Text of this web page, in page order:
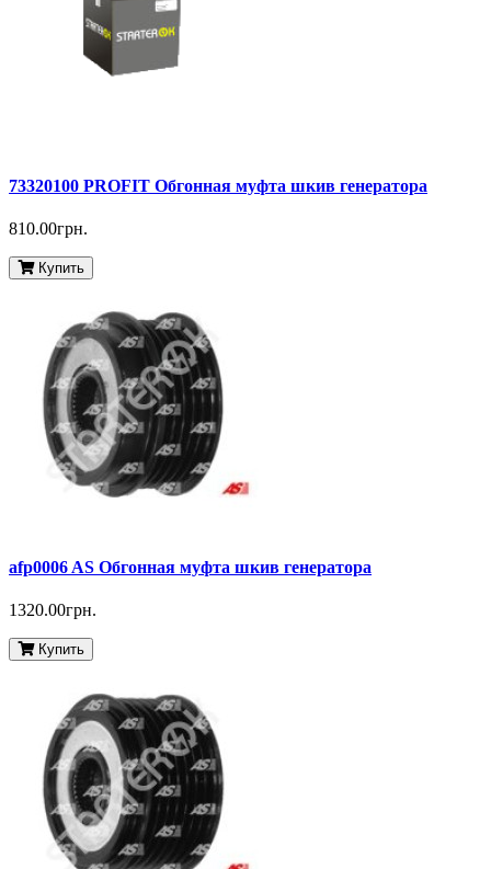
73320100 PROFIT Обгонная муфта шкив генератора
810.00грн.
Купить
afp0006 AS Обгонная муфта шкив генератора
1320.00грн.
Купить